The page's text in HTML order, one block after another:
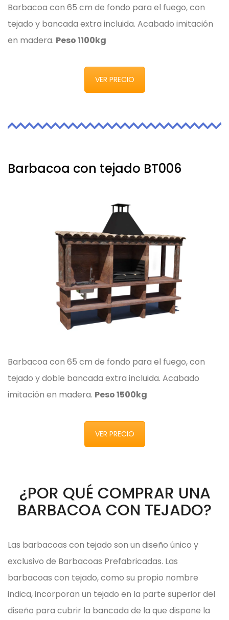
Barbacoa con 65 cm de fondo para el fuego, con
tejado y bancada extra incluida. Acabado imitación
en madera. Peso 1100kg
VER PRECIO
Barbacoa con tejado BT006
Barbacoa con 65 cm de fondo para el fuego, con
tejado y doble bancada extra incluida. Acabado
imitación en madera. Peso 1500kg
VER PRECIO
¿POR QUÉ COMPRAR UNA
BARBACOA CON TEJADO?
Las barbacoas con tejado son un diseño único y
exclusivo de Barbacoas Prefabricadas. Las
barbacoas con tejado, como su propio nombre
indica, incorporan un tejado en la parte superior del
diseño para cubrir la bancada de la que dispone la